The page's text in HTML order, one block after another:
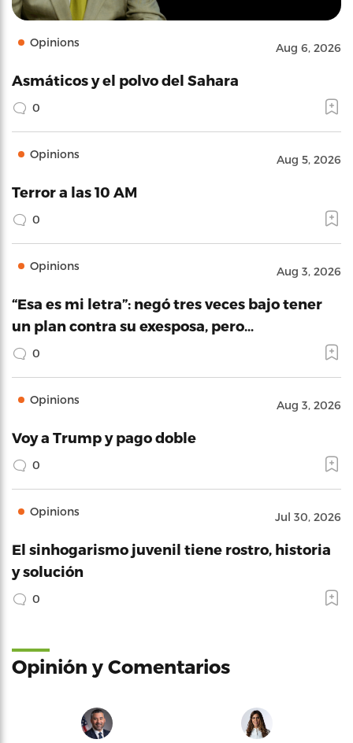
Opinions Aug 6, 2026
Asmáticos y el polvo del Sahara
0
Opinions Aug 5, 2026
Terror a las 10 AM
0
Opinions Aug 3, 2026
“Esa es mi letra”: negó tres veces bajo tener
un plan contra su exesposa, pero…
0
Opinions Aug 3, 2026
Voy a Trump y pago doble
0
Opinions Jul 30, 2026
El sinhogarismo juvenil tiene rostro, historia
y solución
0
Opinión y Comentarios